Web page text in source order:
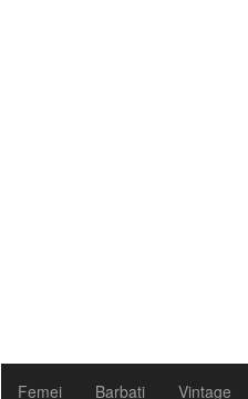
Femei Barbati Vintage